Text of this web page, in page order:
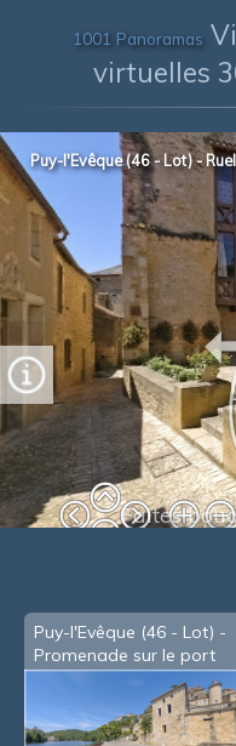
1001 Panoramas
virtuelles
Puy-l'Evêque (46 - Lot) -
Faites
Puy-l'Evêque (46 - Lot) -
Promenade sur le port
(2005)